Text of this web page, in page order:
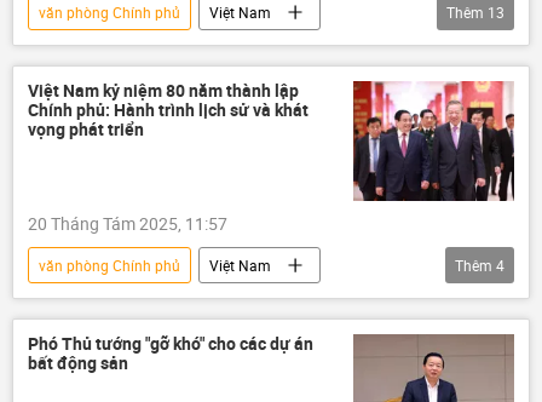
văn phòng Chính phủ
Việt Nam
thông tin
Chính phủ
Bộ Công Thương
Bộ Tài Chính VN
Thủ tướng
Phạm Minh Chính
xuất khẩu
dầu khí
giá dầu
dầu thô
Thêm 13
Việt Nam kỷ niệm 80 năm thành lập
Chính phủ: Hành trình lịch sử và khát
vọng phát triển
20 Tháng Tám 2025, 11:57
văn phòng Chính phủ
Việt Nam
thông tin
Quốc hội
Chính phủ
Phạm Minh Chính
Tô Lâm
Thêm 4
Phó Thủ tướng "gỡ khó" cho các dự án
bất động sản